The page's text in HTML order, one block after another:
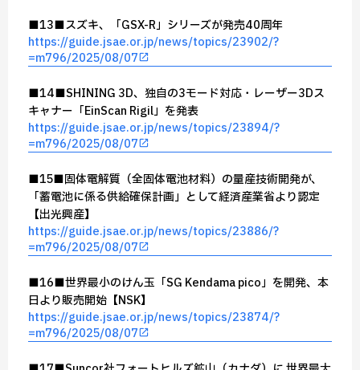
■13■スズキ、「GSX-R」シリーズが発売40周年
https://guide.jsae.or.jp/news/topics/23902/?
=m796/2025/08/07
■14■SHINING 3D、独自の3モード対応・レーザー3Dス
キャナー「EinScan Rigil」を発表
https://guide.jsae.or.jp/news/topics/23894/?
=m796/2025/08/07
■15■固体電解質（全固体電池材料）の量産技術開発が、
「蓄電池に係る供給確保計画」として経済産業省より認定
【出光興産】
https://guide.jsae.or.jp/news/topics/23886/?
=m796/2025/08/07
■16■世界最小のけん玉「SG Kendama pico」を開発、本
日より販売開始【NSK】
https://guide.jsae.or.jp/news/topics/23874/?
=m796/2025/08/07